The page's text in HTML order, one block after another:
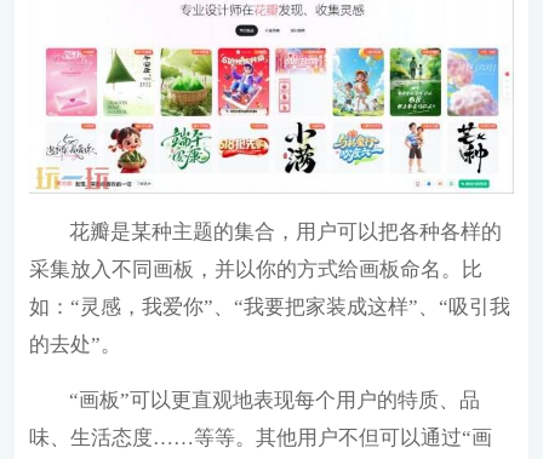
花瓣是某种主题的集合，用户可以把各种各样的
采集放入不同画板，并以你的方式给画板命名。比
如：“灵感，我爱你”、“我要把家装成这样”、“吸引我
的去处”。
“画板”可以更直观地表现每个用户的特质、品
味、生活态度……等等。其他用户不但可以通过“画